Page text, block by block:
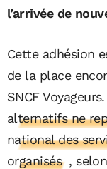
l’arrivée de
Cette adhésion
de la place
SNCF
alternatifs ne
national des
organisés ,